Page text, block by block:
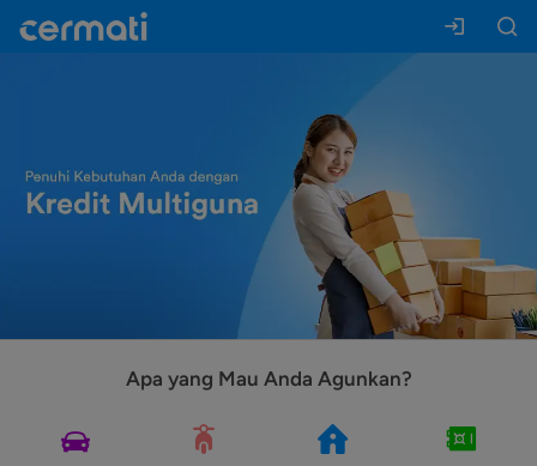
Apa yang Mau Anda Agunkan?